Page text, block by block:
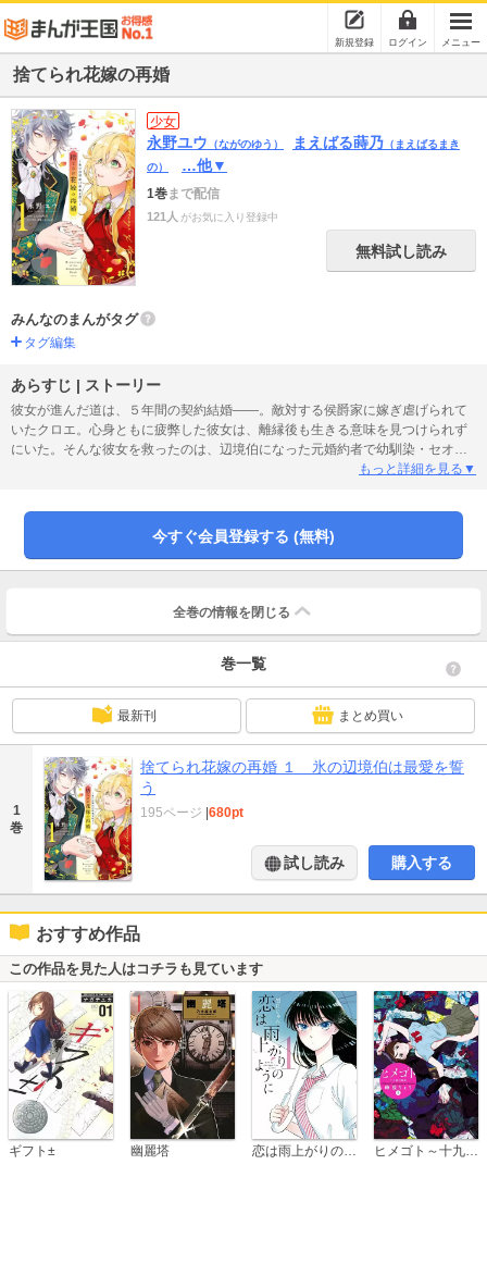
新規登録 ログイン メニュー
捨てられ花嫁の再婚
少女
永野ユウ （ながのゆう） まえばる蒔乃 （まえばるまき
の）
…他▼
1巻まで配信
121人 がお気に入り登録中
無料試し読み
みんなのまんがタグ
タグ編集
あらすじ | ストーリー
彼女が進んだ道は、５年間の契約結婚――。敵対する侯爵家に嫁ぎ虐げられて
いたクロエ。心身ともに疲弊した彼女は、離縁後も生きる意味を見つけられず
にいた。そんな彼女を救ったのは、辺境伯になった元婚約者で幼馴染・セオド
アであった。彼の優しさに触れ、凍りついたクロエの心がとけ始める。 大人へ
もっと詳細を見る▼
今すぐ会員登録する (無料)
全巻の情報を 閉じる
巻一覧
最新刊 まとめ買い
1
巻
捨てられ花嫁の再婚 １ 氷の辺境伯は最愛を誓
う
195ページ |680pt
試し読み 購入する
おすすめ作品
この作品を見た人はコチラも見ています
ギフト± 幽麗塔 ヒメゴト～十九歳の制服～